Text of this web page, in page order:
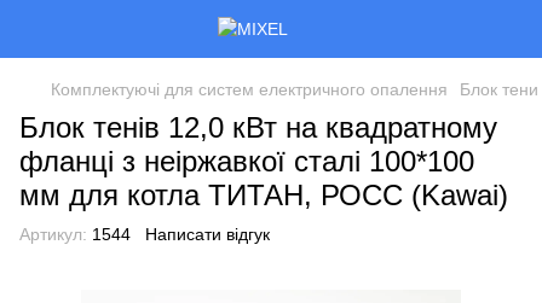
Комплектуючі для систем електричного опалення Блок
Блок тенів 12,0 кВт на квадратному
фланці з неіржавкої сталі 100*100
мм для котла ТИТАН, РОСС (Kawai)
Артикул: 1544 Написати відгук